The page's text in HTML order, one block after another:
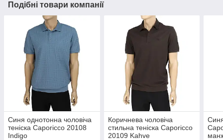
Подібні товари компанії
Синя однотонна чоловіча
теніска Caporicco 20108
Indigo
Коричнева чоловіча
стильна теніска Caporicco
20109 Kahve